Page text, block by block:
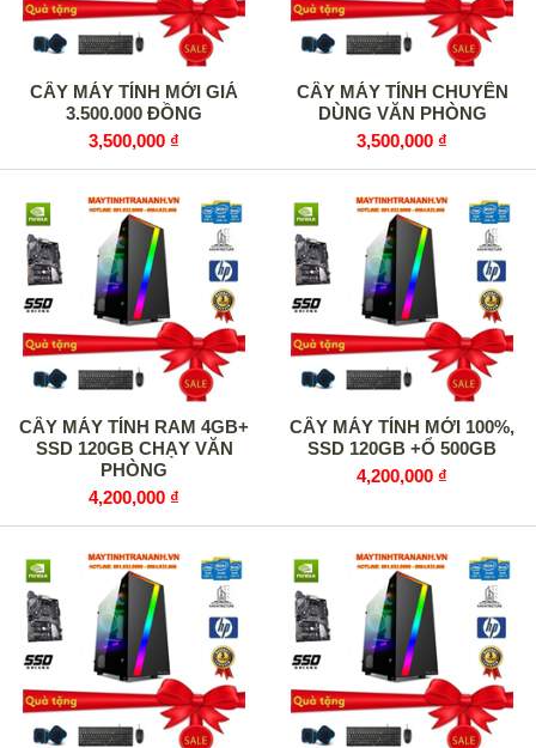
CÂY MÁY TÍNH MỚI GIÁ
3.500.000 ĐỒNG
3,500,000 ₫
CÂY MÁY TÍNH CHUYÊN
DÙNG VĂN PHÒNG
3,500,000 ₫
CÂY MÁY TÍNH RAM 4GB+
SSD 120GB CHẠY VĂN
PHÒNG
4,200,000 ₫
CÂY MÁY TÍNH MỚI 100%,
SSD 120GB +Ổ 500GB
4,200,000 ₫